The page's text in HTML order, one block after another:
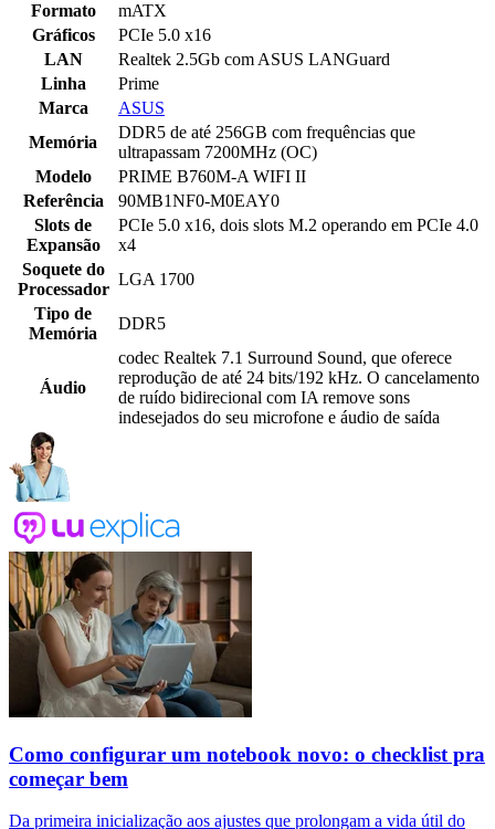
Formato
mATX
Gráficos
PCIe 5.0 x16
LAN
Realtek 2.5Gb com ASUS LANGuard
Linha
Prime
Marca
ASUS
Memória
DDR5 de até 256GB com frequências que
ultrapassam 7200MHz (OC)
Modelo
PRIME B760M-A WIFI II
Referência
90MB1NF0-M0EAY0
Slots de
Expansão
PCIe 5.0 x16, dois slots M.2 operando em PCIe 4.0
x4
Soquete do
Processador
LGA 1700
Tipo de
Memória
DDR5
Áudio
codec Realtek 7.1 Surround Sound, que oferece
reprodução de até 24 bits/192 kHz. O cancelamento
de ruído bidirecional com IA remove sons
indesejados do seu microfone e áudio de saída
Como configurar um notebook novo: o checklist pra
começar bem
Da primeira inicialização aos ajustes que prolongam a vida útil do